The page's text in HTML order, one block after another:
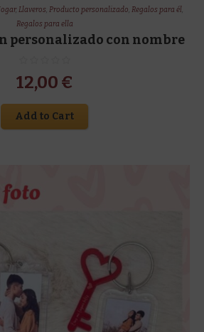
,Llaveros,Producto personalizado,Regalos para él,
Regalos para ella
personalizado con nombre
12,00 €
Add to Cart